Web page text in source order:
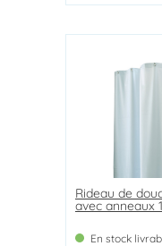
Rideau de
avec anneaux
En stock